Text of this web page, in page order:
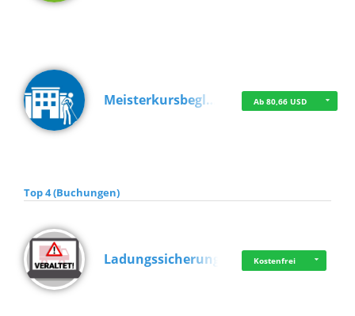
Meisterkursbegl… Ab 80,66 USD
Top 4 (Buchungen)
Ladungssicherung Kostenfrei